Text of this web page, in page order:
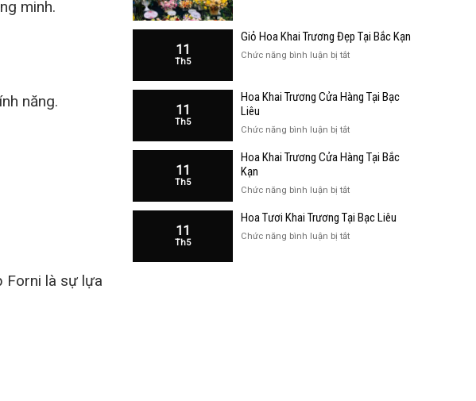
minh.
năng.
Forni là sự lựa
Khai
Đẹp
Liêu
11
Th5
Giỏ Hoa Khai Trương Đẹp Tại Bắc Kạn
Chức năng bình luận bị tắtở
Khai
Tại
Kạn
11
Th5
Hoa Khai Trương Cửa Hàng Tại Bạc
Liêu
Chức năng bình luận bị tắtở
Khai
Hàng
Bạc
Liêu
11
Th5
Hoa Khai Trương Cửa Hàng Tại Bắc
Kạn
Chức năng bình luận bị tắtở
Khai
11
Th5
Hoa Tươi Khai Trương Tại Bạc Liêu
Chức năng bình luận bị tắtở